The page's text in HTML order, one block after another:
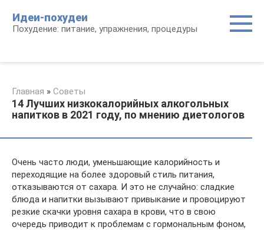
контенту
Идеи-похудеи
Похудение: питание, упражнения, процедуры
Главная » Советы
14 Лучших низкокалорийных алкогольных
напитков в 2021 году, по мнению диетологов
Очень часто люди, уменьшающие калорийность и
переходящие на более здоровый стиль питания,
отказываются от сахара. И это не случайно: сладкие
блюда и напитки вызывают привыкание и провоцируют
резкие скачки уровня сахара в крови, что в свою
очередь приводит к проблемам с гормональным фоном,